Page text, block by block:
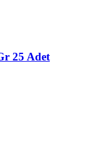
25 Adet